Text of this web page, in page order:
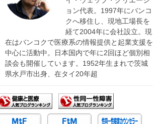
ョン代表。1997年にバンコ
クへ移住し、現地工場長を
経て2004年に会社設立。現
在はバンコクで医療系の情報提供と起業支援を
中心に活動中。日本国内で年に2回ほど個別相
談会も開催しています。1952年生まれで茨城
県水戸市出身、在タイ20年超